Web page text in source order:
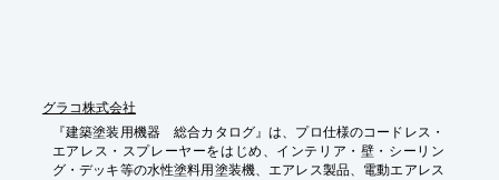
グラコ株式会社
『建築塗装用機器　総合カタログ』は、プロ仕様のコードレス・
エアレス・スプレーヤーをはじめ、インテリア・壁・シーリン
グ・デッキ等の水性塗料用塗装機、エアレス製品、電動エアレス